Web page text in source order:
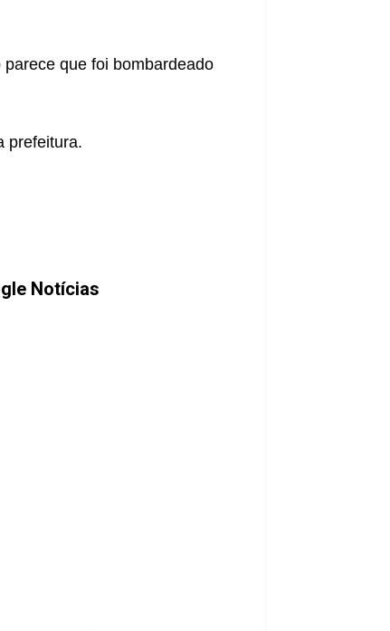
que foi bombardeado
prefeitura.
Notícias